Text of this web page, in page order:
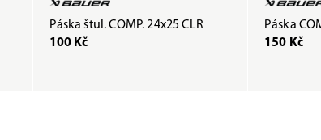
Páska štul. COMP. 24x25 CLR
100 Kč
Páska
150 Kč